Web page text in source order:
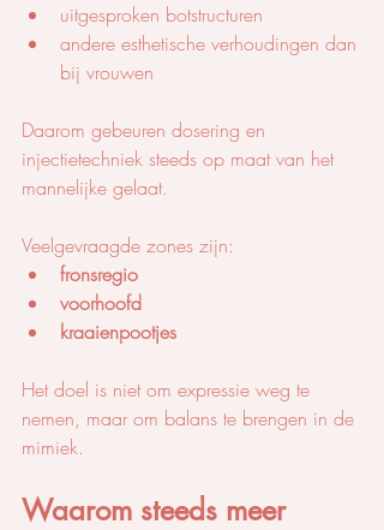
uitgesproken botstructuren
andere esthetische verhoudingen dan
bij vrouwen
Daarom gebeuren dosering en
injectietechniek steeds op maat van het
mannelijke gelaat.
Veelgevraagde zones zijn:
fronsregio
voorhoofd
kraaienpootjes
Het doel is niet om expressie weg te
nemen, maar om balans te brengen in de
mimiek.
Waarom steeds meer